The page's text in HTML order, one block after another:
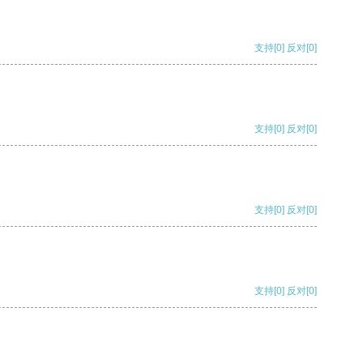
支持[0] 反对[0]
支持[0] 反对[0]
支持[0] 反对[0]
支持[0] 反对[0]